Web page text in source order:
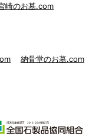
崎のお墓.com
納骨堂のお墓.com